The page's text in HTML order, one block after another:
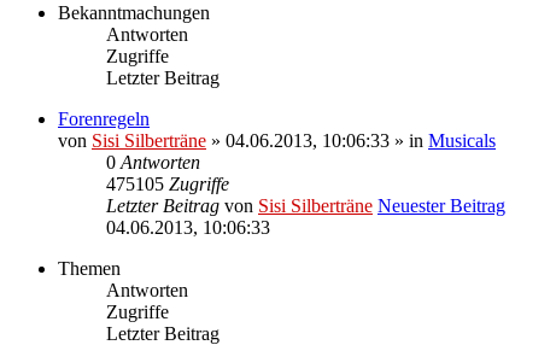
Bekanntmachungen
Antworten
Zugriffe
Letzter Beitrag
Forenregeln
von Sisi Silberträne » 04.06.2013, 10:06:33 » in Musicals
0 Antworten
475105 Zugriffe
Letzter Beitrag von Sisi Silberträne Neuester Beitrag
04.06.2013, 10:06:33
Themen
Antworten
Zugriffe
Letzter Beitrag